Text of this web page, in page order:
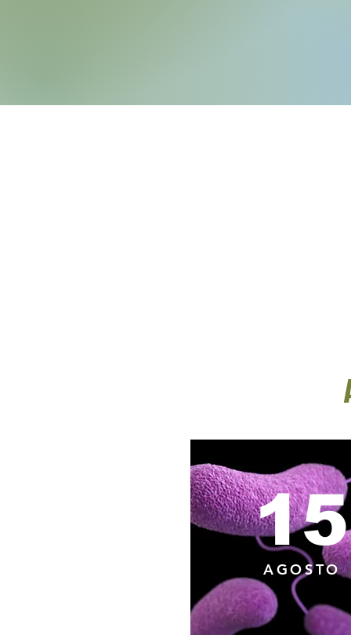
15
AGOSTO